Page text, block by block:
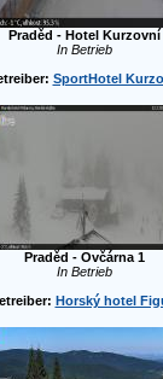
Praděd - Hotel Kurzovní
In Betrieb
SportHotel
Praděd - Ovčárna 1
In Betrieb
Horský hotel